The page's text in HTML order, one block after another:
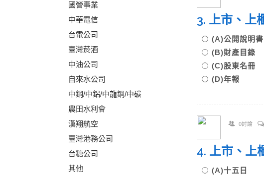
國營事業
中華電信
台電公司
臺灣菸酒
中油公司
自來水公司
中鋼/中鋁/中龍鋼/中碳
農田水利會
漢翔航空
臺灣港務公司
台糖公司
其他
3. 上市、上
(A)公開說明
(B)財產目錄
(C)股東名冊
(D)年報
0討論
4. 上市、上
(A)十五日